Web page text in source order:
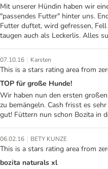
Mit unserer Hündin haben wir
"passendes Futter" hinter uns.
Futter duftet, wird gefressen,
taugen auch als Leckerlis. Alles
07.10.16 | Karsten
This is a stars rating area from
TOP für große Hunde!
Wir haben nun den ersten
zu bemängeln. Cash frisst es
gut! Füttern nun schon Bozita in
06.02.16 | BETY KUNZE
This is a stars rating area from
bozita naturals xl